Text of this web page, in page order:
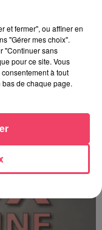
et fermer", ou affiner en
"Gérer mes choix".
"Continuer sans
pour ce site. Vous
à tout
de chaque page.